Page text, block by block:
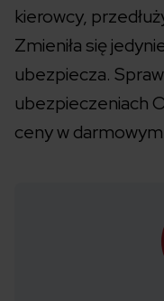
kierowcy,
Zmieniła się
ubezpiecza.
ubezpieczeniach
ceny w